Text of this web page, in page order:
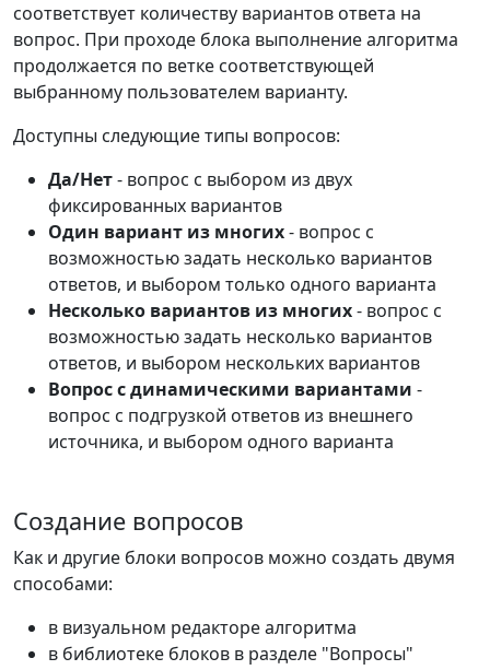
соответствует количеству вариантов ответа на
вопрос. При проходе блока выполнение алгоритма
продолжается по ветке соответствующей
выбранному пользователем варианту.
Доступны следующие типы вопросов:
Да/Нет- вопрос с выбором из двух
фиксированных вариантов
Один вариант из многих- вопрос с
возможностью задать несколько вариантов
ответов, и выбором только одного варианта
Несколько вариантов из многих- вопрос с
возможностью задать несколько вариантов
ответов, и выбором нескольких вариантов
Вопрос с динамическими вариантами -
вопрос с подгрузкой ответов из внешнего
источника, и выбором одного варианта
Создание вопросов
Как и другие блоки вопросов можно создать двумя
способами:
в визуальном редакторе алгоритма
в библиотеке блоков в разделе "Вопросы"